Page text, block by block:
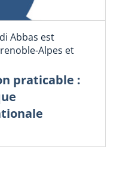
Abbas est
Alpes et
praticable :